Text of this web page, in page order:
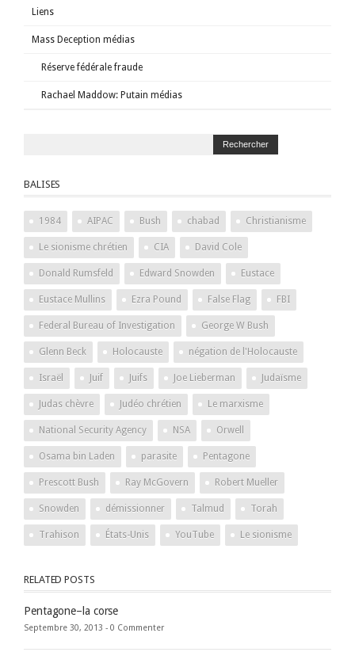
Liens
Mass Deception médias
Réserve fédérale fraude
Rachael Maddow: Putain médias
BALISES
1984 AIPAC Bush chabad Christianisme
Le sionisme chrétien CIA David Cole
Donald Rumsfeld Edward Snowden Eustace
Eustace Mullins Ezra Pound False Flag FBI
Federal Bureau of Investigation George W Bush
Glenn Beck Holocauste négation de l'Holocauste
Israël Juif Juifs Joe Lieberman Judaïsme
Judas chèvre Judéo chrétien Le marxisme
National Security Agency NSA Orwell
Osama bin Laden parasite Pentagone
Prescott Bush Ray McGovern Robert Mueller
Snowden démissionner Talmud Torah
Trahison États-Unis YouTube Le sionisme
RELATED POSTS
Pentagone–la corse
Septembre 30, 2013 - 0 Commenter